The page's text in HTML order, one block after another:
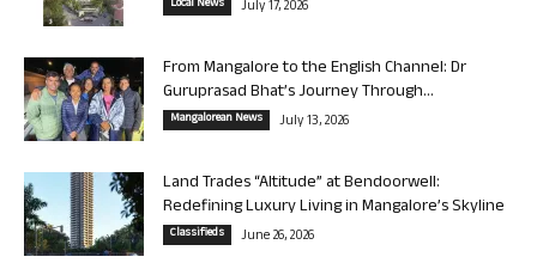
Local News July 17, 2026
From Mangalore to the English Channel: Dr
Guruprasad Bhat’s Journey Through...
Mangalorean News July 13, 2026
Land Trades “Altitude” at Bendoorwell:
Redefining Luxury Living in Mangalore’s Skyline
Classifieds June 26, 2026